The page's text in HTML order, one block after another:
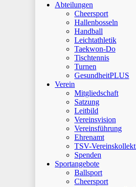
SuchenAbteilungen
Cheersport
Hallenbosseln
Handball
Leichtathletik
Taekwon-Do
Tischtennis
Turnen
GesundheitPLUS
Verein
Mitgliedschaft
Satzung
Leitbild
Vereinsvision
Vereinsführung
Ehrenamt
TSV-
Spenden
Sportangebote
Ballsport
Cheersport